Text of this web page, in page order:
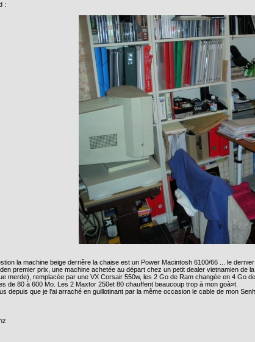
:
la machine beige derriêre la chaise est un Power Macintosh 6100/66 ... le
premier prix, une machine achetée au départ chez un petit dealer vietnamien de
merde), remplacée par une VX Corsair 550w, les 2 Go de Ram changée en 4
de 80 à 600 Mo. Les 2 Maxtor 250et 80 chauffent beaucoup trop à mon goà»t.
depuis que je l'ai arraché en guillotinant par la même occasion le cable de mon